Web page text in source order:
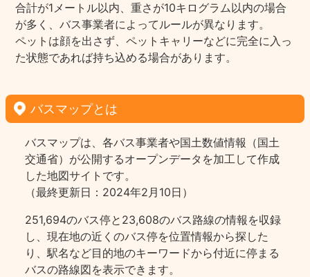
合計が1メートル以内、重さが10キログラム以内の場合
が多く、バス事業者によってルールが異なります。
ペットは顔を出さず、ペットキャリーなどに完全に入っ
た状態であれば持ち込める場合があります。
バスマップとは
バスマップは、各バス事業者や国土数値情報（国土
交通省）が公開するオープンデータを加工して作成
した地図サイトです。
（最終更新日：2024年2月10日）
251,694のバス停と23,608のバス路線の情報を収録
し、現在地の近くのバス停を位置情報から探した
り、駅名など目的地のキーワードから付近に停まる
バスの路線図を表示できます。